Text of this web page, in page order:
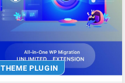
THEME PLUGIN